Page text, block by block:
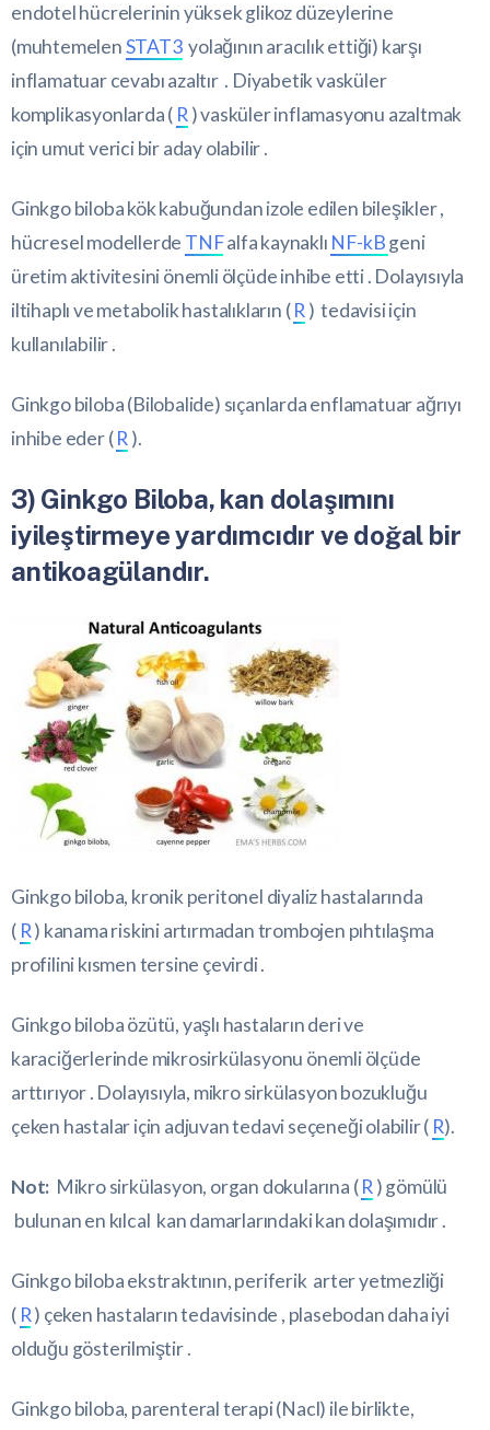
endotel hücrelerinin yüksek glikoz düzeylerine
(muhtemelenSTAT3yolağının aracılık ettiği) karşı
inflamatuar cevabı azaltır . Diyabetik vasküler
komplikasyonlarda ( R ) vasküler inflamasyonu azaltmak
için umut verici bir aday olabilir .
Ginkgo biloba kök kabuğundan izole edilen bileşikler ,
hücresel modellerde TNFalfa kaynaklı NF-kBgeni
üretim aktivitesini önemli ölçüde inhibe etti . Dolayısıyla
iltihaplı ve metabolik hastalıkların (R ) tedavisi için
kullanılabilir .
Ginkgo biloba (Bilobalide) sıçanlarda enflamatuar ağrıyı
inhibe eder (R ).
3) Ginkgo Biloba, kan dolaşımını
iyileştirmeye yardımcıdır ve doğal bir
antikoagülandır.
Ginkgo biloba, kronik peritonel diyaliz hastalarında
( R) kanama riskini artırmadan trombojen pıhtılaşma
profilini kısmen tersine çevirdi .
Ginkgo biloba özütü, yaşlı hastaların deri ve
karaciğerlerinde mikrosirkülasyonu önemli ölçüde
arttırıyor . Dolayısıyla, mikro sirkülasyon bozukluğu
çeken hastalar için adjuvan tedavi seçeneği olabilir ( R).
Not: Mikro sirkülasyon, organ dokularına (R ) gömülü
bulunan en kılcal kan damarlarındaki kan dolaşımıdır .
Ginkgo biloba ekstraktının, periferik arter yetmezliği
( R) çeken hastaların tedavisinde , plasebodan daha iyi
olduğu gösterilmiştir .
Ginkgo biloba, parenteral terapi (Nacl) ile birlikte,